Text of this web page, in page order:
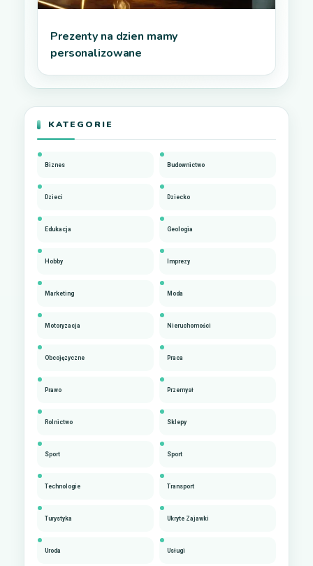
Prezenty na dzien mamy
personalizowane
KATEGORIE
Biznes Budownictwo
Dzieci Dziecko
Edukacja Geologia
Hobby Imprezy
Marketing Moda
Motoryzacja Nieruchomości
Obcojęzyczne Praca
Prawo Przemysł
Rolnictwo Sklepy
Sport Sport
Technologie Transport
Turystyka Ukryte Zajawki
Uroda Usługi